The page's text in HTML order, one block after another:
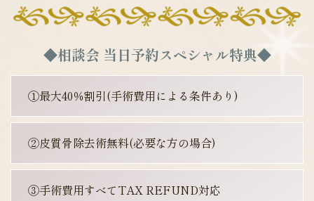
◆相談会 当日予約スペシャル特典◆
①最大40％割引(手術費用による条件あり)
②皮質骨除去術無料(必要な方の場合)
③手術費用すべてTAX REFUND対応